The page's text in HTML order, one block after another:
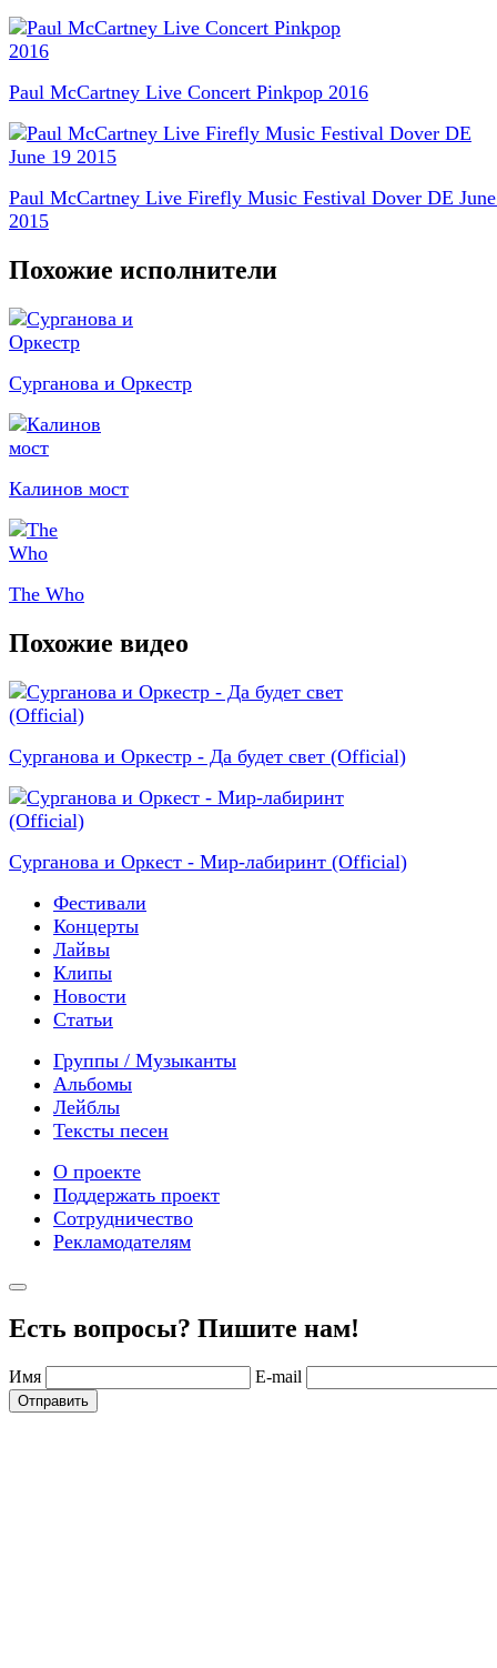
Paul McCartney Live Concert Pinkpop 2016
Paul McCartney Live Firefly Music Festival Dover DE
2015
Похожие исполнители
Сурганова и Оркестр
Калинов мост
The Who
Похожие видео
Сурганова и Оркестр - Да будет свет (Official)
Сурганова и Оркест - Мир-лабиринт (Official)
Фестивали
Концерты
Лайвы
Клипы
Новости
Статьи
Группы / Музыканты
Альбомы
Лейблы
Тексты песен
О проекте
Поддержать проект
Сотрудничество
Рекламодателям
Есть вопросы? Пишите нам!
Имя E-mail